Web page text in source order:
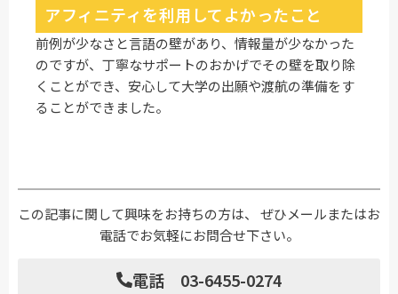
アフィニティを利用してよかったこと
前例が少なさと言語の壁があり、情報量が少なかった
のですが、丁寧なサポートのおかげでその壁を取り除
くことができ、安心して大学の出願や渡航の準備をす
ることができました。
この記事に関して興味をお持ちの方は、 ぜひメールまたはお
電話でお気軽にお問合せ下さい。
電話 03-6455-0274